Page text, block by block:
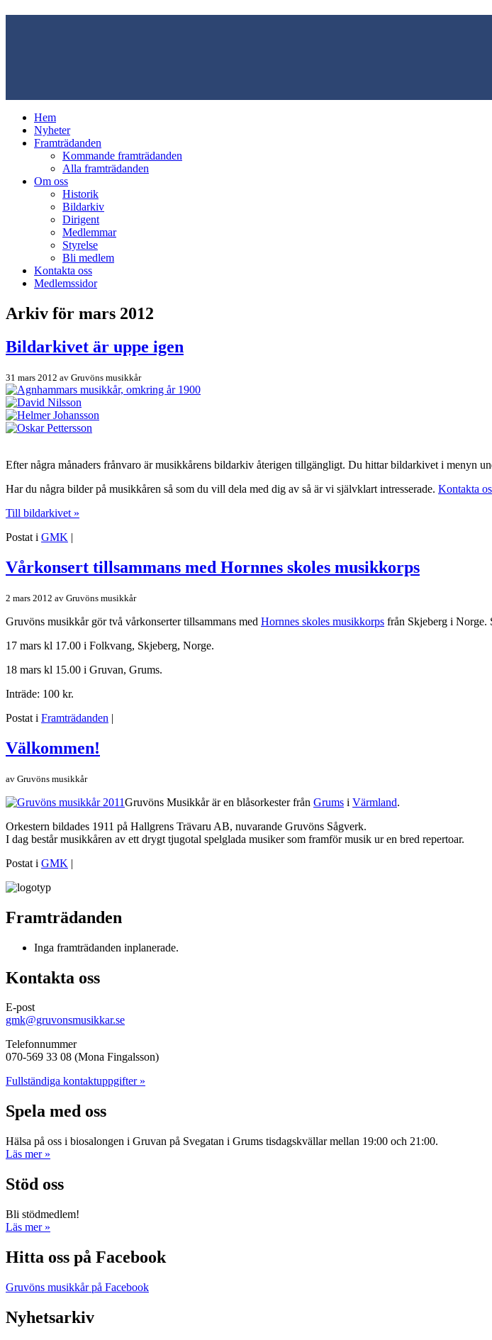
Hem
Nyheter
Framträdanden
Kommande framträdanden
Alla framträdanden
Om oss
Historik
Bildarkiv
Dirigent
Medlemmar
Styrelse
Bli medlem
Kontakta oss
Medlemssidor
Arkiv för mars 2012
Bildarkivet är uppe igen
31 mars 2012 av Gruvöns musikkår
Efter några månaders frånvaro är musikkårens bildarkiv återigen tillgängligt. Du hittar bildarkivet i menyn
Har du några bilder på musikkåren så som du vill dela med dig av så är vi självklart intresserade. Kontakta
Till bildarkivet »
Postat i GMK |
Vårkonsert tillsammans med Hornnes skoles musikkorps
2 mars 2012 av Gruvöns musikkår
Gruvöns musikkår gör två vårkonserter tillsammans med Hornnes skoles musikkorps från Skjeberg i Norge.
17 mars kl 17.00 i Folkvang, Skjeberg, Norge.
18 mars kl 15.00 i Gruvan, Grums.
Inträde: 100 kr.
Postat i Framträdanden |
Välkommen!
av Gruvöns musikkår
Gruvöns Musikkår är en blåsorkester från Grums i Värmland.
Orkestern bildades 1911 på Hallgrens Trävaru AB, nuvarande Gruvöns Sågverk.
I dag består musikkåren av ett drygt tjugotal spelglada musiker som framför musik ur en bred repertoar.
Postat i GMK |
Framträdanden
Inga framträdanden inplanerade.
Kontakta oss
E-post
gmk@gruvonsmusikkar.se
Telefonnummer
070-569 33 08 (Mona Fingalsson)
Fullständiga kontaktuppgifter »
Spela med oss
Hälsa på oss i biosalongen i Gruvan på Svegatan i Grums tisdagskvällar mellan 19:00 och 21:00.
Läs mer »
Stöd oss
Bli stödmedlem!
Läs mer »
Hitta oss på Facebook
Gruvöns musikkår på Facebook
Nyhetsarkiv